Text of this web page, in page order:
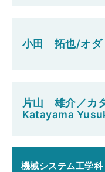
小田 拓也/オ
片山 雄介／カ
Katayama
機械システム工学科